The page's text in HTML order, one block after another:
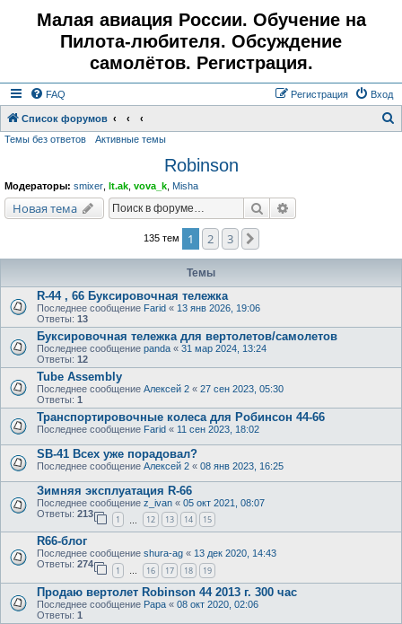
Малая авиация России. Обучение на
Пилота-любителя. Обсуждение
самолётов. Регистрация.
FAQ Вход
Регистрация
Список форумов
Темы без ответов Активные темы
Robinson
Модераторы: smixer lt.ak vova_k Misha
Новая тема Поиск
135 тем 1 2 3
Темы
R-44 , 66 Буксировочная тележка
Последнее сообщение Farid « 13 янв 2026, 19:06
Ответы: 13
Буксировочная тележка для вертолетов/самолетов
Последнее сообщение panda « 31 мар 2024, 13:24
Ответы: 12
Tube Assembly
Последнее сообщение Алексей 2 « 27 сен 2023, 05:30
Ответы: 1
Транспортировочные колеса для Робинсон 44-66
Последнее сообщение Farid « 11 сен 2023, 18:02
SB-41 Всех уже порадовал?
Последнее сообщение Алексей 2 « 08 янв 2023, 16:25
Зимняя эксплуатация R-66
Последнее сообщение z_ivan « 05 окт 2021, 08:07
Ответы: 213
1 12 13 14 15
R66-блог
Последнее сообщение shura-ag « 13 дек 2020, 14:43
Ответы: 274
1 … 16 17 18 19
Продаю вертолет Robinson 44 2013 г. 300 час
Последнее сообщение Papa « 08 окт 2020, 02:06
Ответы: 1